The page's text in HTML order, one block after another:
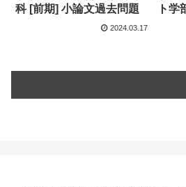
科 [前期] 小論文過去問題
2024.03.17
ト学